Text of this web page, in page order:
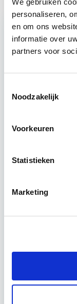
We gebruiken
personaliseren,
en om ons
informatie over
partners voor
Noodzakelijk
Voorkeuren
Statistieken
Marketing
Deze
ontwikkelen.
4 uur per